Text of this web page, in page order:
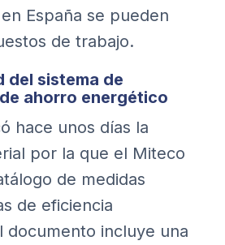
España se pueden
de trabajo.
del sistema de
ahorro energético
hace unos días la
por la que el Miteco
de medidas
de eficiencia
documento incluye una